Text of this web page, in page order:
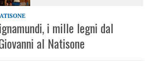
i mille legni dal
al Natisone